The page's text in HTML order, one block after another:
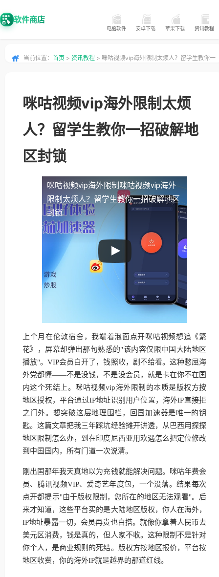
软件商店
电脑软件 安卓下载 苹果下载 资讯教程
当前位置： 首页 > 资讯教程 > 咪咕视频vip海外限制太烦人？留学生教你一
咪咕视频vip海外限制太烦
人？留学生教你一招破解地
区封锁
咪咕视频vip海外限制 咪咕视频vip海外
限制太烦人？留学生教你一招破解地区
封锁
上个月在伦敦宿舍，我端着泡面点开咪咕视频想追《繁
花》，屏幕却弹出那句熟悉的"该内容仅限中国大陆地区
播放"。VIP会员白开了，钱照收，剧不给看。这种憋屈海
外党都懂——不是没钱，不是没会员，就是卡在你不在国
内这个死结上。咪咕视频vip海外限制的本质是版权方按
地区授权，平台通过IP地址识别用户位置，海外IP直接拒
之门外。想突破这层地理围栏，回国加速器是唯一的钥
匙。这篇文章把我三年踩坑经验摊开讲透，从巴西用探探
地区限制怎么办，到在印度尼西亚用欢遇怎么把定位修改
到中国国内，所有门道一次说清。
刚出国那年我天真地以为充钱就能解决问题。咪咕年费会
员、腾讯视频VIP、爱奇艺年度包，一个没落。结果每次
点开都提示"由于版权限制，您所在的地区无法观看"。后
来才知道，这些平台买的是大陆地区版权，你人在海外，
IP地址暴露一切，会员再贵也白搭。就像你拿着人民币去
美元区消费，钱是真的，但人家不收。这种限制不是针对
你个人，是商业规则的死结。版权方按地区报价，平台按
地区收费，你的海外IP就是越界的那道红线。